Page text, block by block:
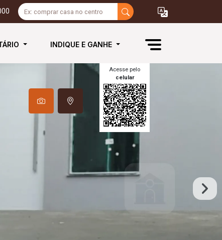
INDIQUE E GANHE
Acesse pelo
celular